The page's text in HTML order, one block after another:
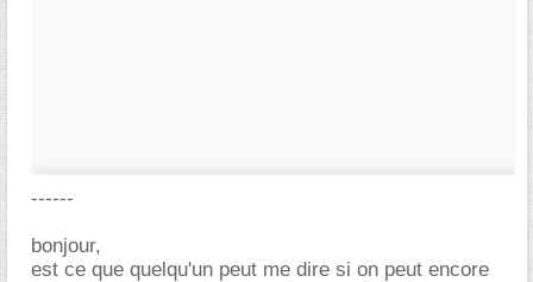
------
bonjour,
est ce que quelqu'un peut me dire si on peut encore